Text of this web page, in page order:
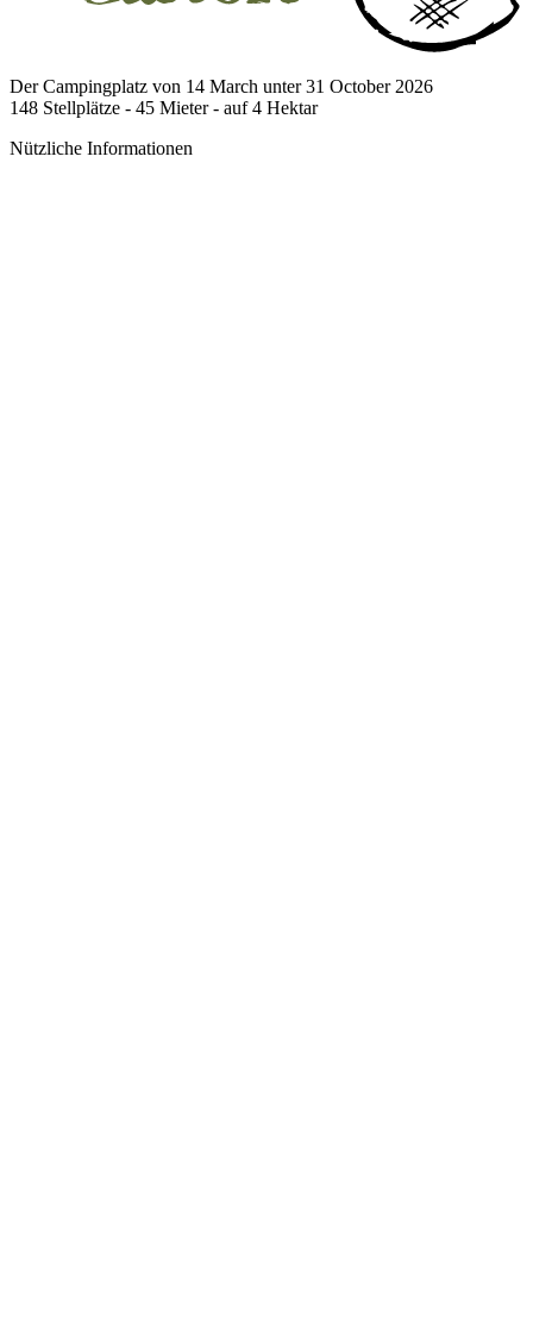
Der Campingplatz von 14 March unter 31 October 2026
148 Stellplätze - 45 Mieter - auf4 Hektar
Nützliche Informationen